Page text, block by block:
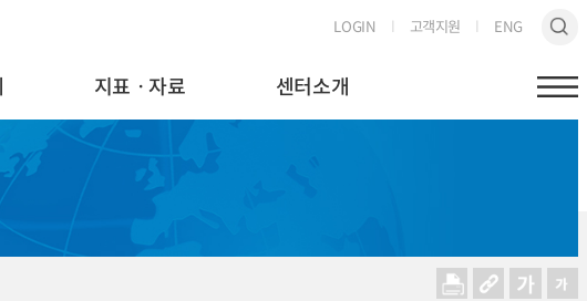
LOGIN 고객지원 ENG
지표ㆍ자료 센터소개